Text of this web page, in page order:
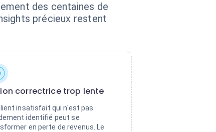
des centaines de
précieux restent
correctrice trop lente
insatisfait qui n'est pas
identifié peut se
en perte de revenus. Le